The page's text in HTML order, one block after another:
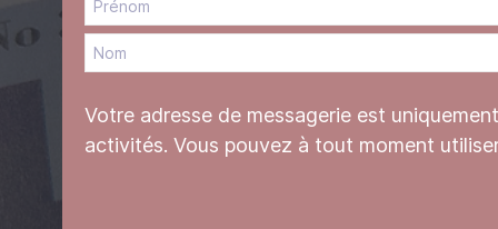
Votre adresse de messagerie est
activités. Vous pouvez à tout moment